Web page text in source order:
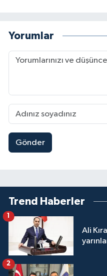
Yorumlar
Gönder
Trend Haberler
Ali
1
2